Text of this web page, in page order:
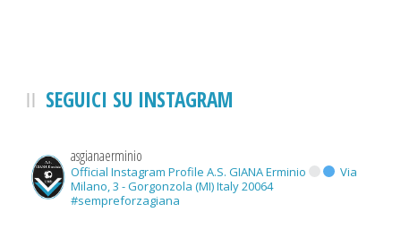
SEGUICI SU INSTAGRAM
asgianaerminio
Official Instagram Profile A.S. GIANA Erminio
Via
Milano, 3 - Gorgonzola (MI) Italy 20064
#sempreforzagiana